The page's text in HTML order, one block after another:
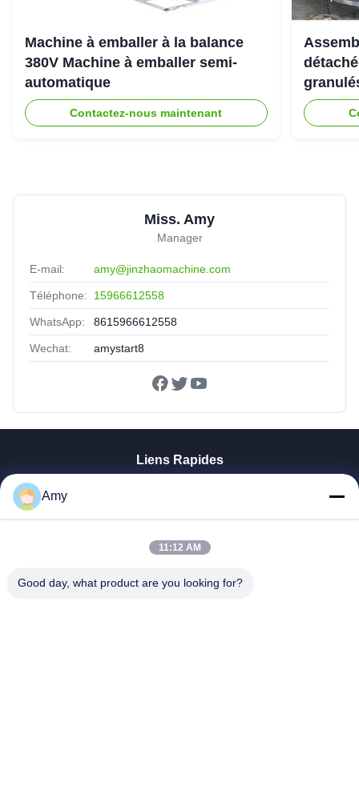
Machine à emballer à la balance
380V Machine à emballer semi-
automatique
Contactez-nous maintenant
Miss. Amy
Manager
E-mail: amy@jinzhaomachine.com
Téléphone: 15966612558
WhatsApp: 8615966612558
Wechat: amystart8
Liens Rapides
Exposition De VR
Visite D'usine
Amy
11:12 AM
Good day, what product are you looking for?